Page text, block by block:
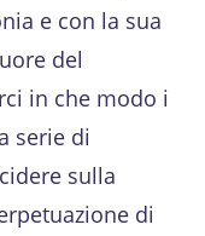
e con la sua
del
in che modo i
serie di
sulla
di